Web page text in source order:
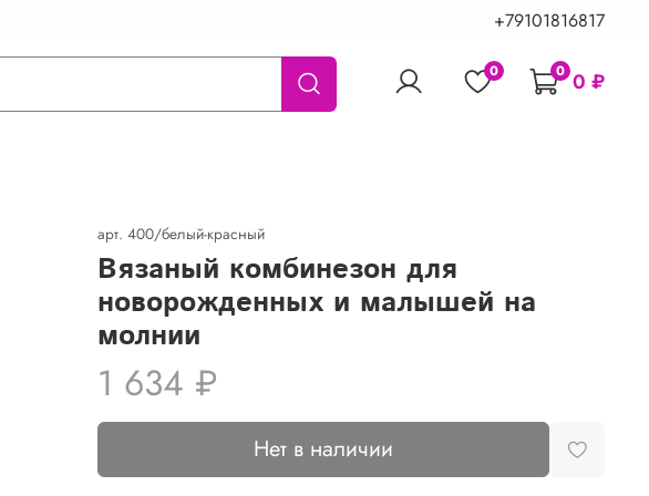
+79101816817
0 0 0 ₽
арт. 400/белый-красный
Вязаный комбинезон для
новорожденных и малышей на
молнии
1 634 ₽
Нет в наличии